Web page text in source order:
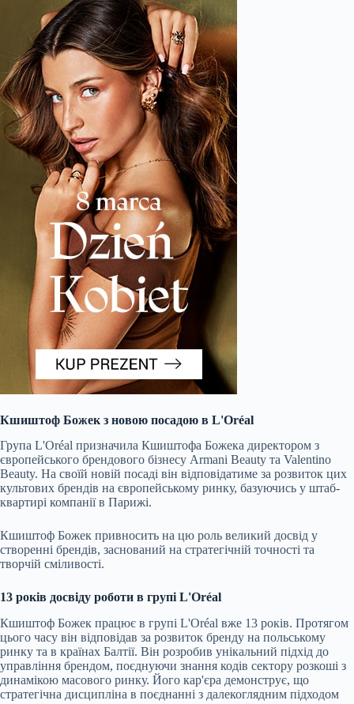
Кшиштоф Божек з новою посадою в L'Oréal
Група L'Oréal призначила Кшиштофа Божека директором з
європейського брендового бізнесу Armani Beauty та Valentino
Beauty. На своїй новій посаді він відповідатиме за розвиток цих
культових брендів на європейському ринку, базуючись у штаб-
квартирі компанії в Парижі.
Кшиштоф Божек привносить на цю роль великий досвід у
створенні брендів, заснований на стратегічній точності та
творчій сміливості.
13 років досвіду роботи в групі L'Oréal
Кшиштоф Божек працює в групі L'Oréal вже 13 років. Протягом
цього часу він відповідав за розвиток бренду на польському
ринку та в країнах Балтії. Він розробив унікальний підхід до
управління брендом, поєднуючи знання кодів сектору розкоші з
динамікою масового ринку. Його кар'єра демонструє, що
стратегічна дисципліна в поєднанні з далекоглядним підходом